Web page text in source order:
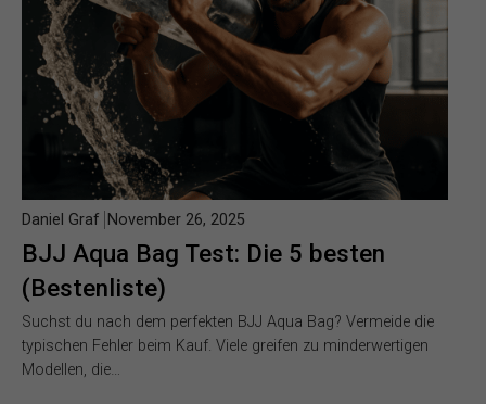
BJJ Aqua Bag Test: Die 5 besten
(Bestenliste)
Daniel Graf November 26, 2025
Suchst du nach dem perfekten BJJ Aqua Bag? Vermeide die
typischen Fehler beim Kauf. Viele greifen zu minderwertigen
Modellen, die…